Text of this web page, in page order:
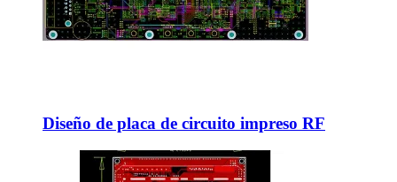
Diseño de placa de circuito impreso RF